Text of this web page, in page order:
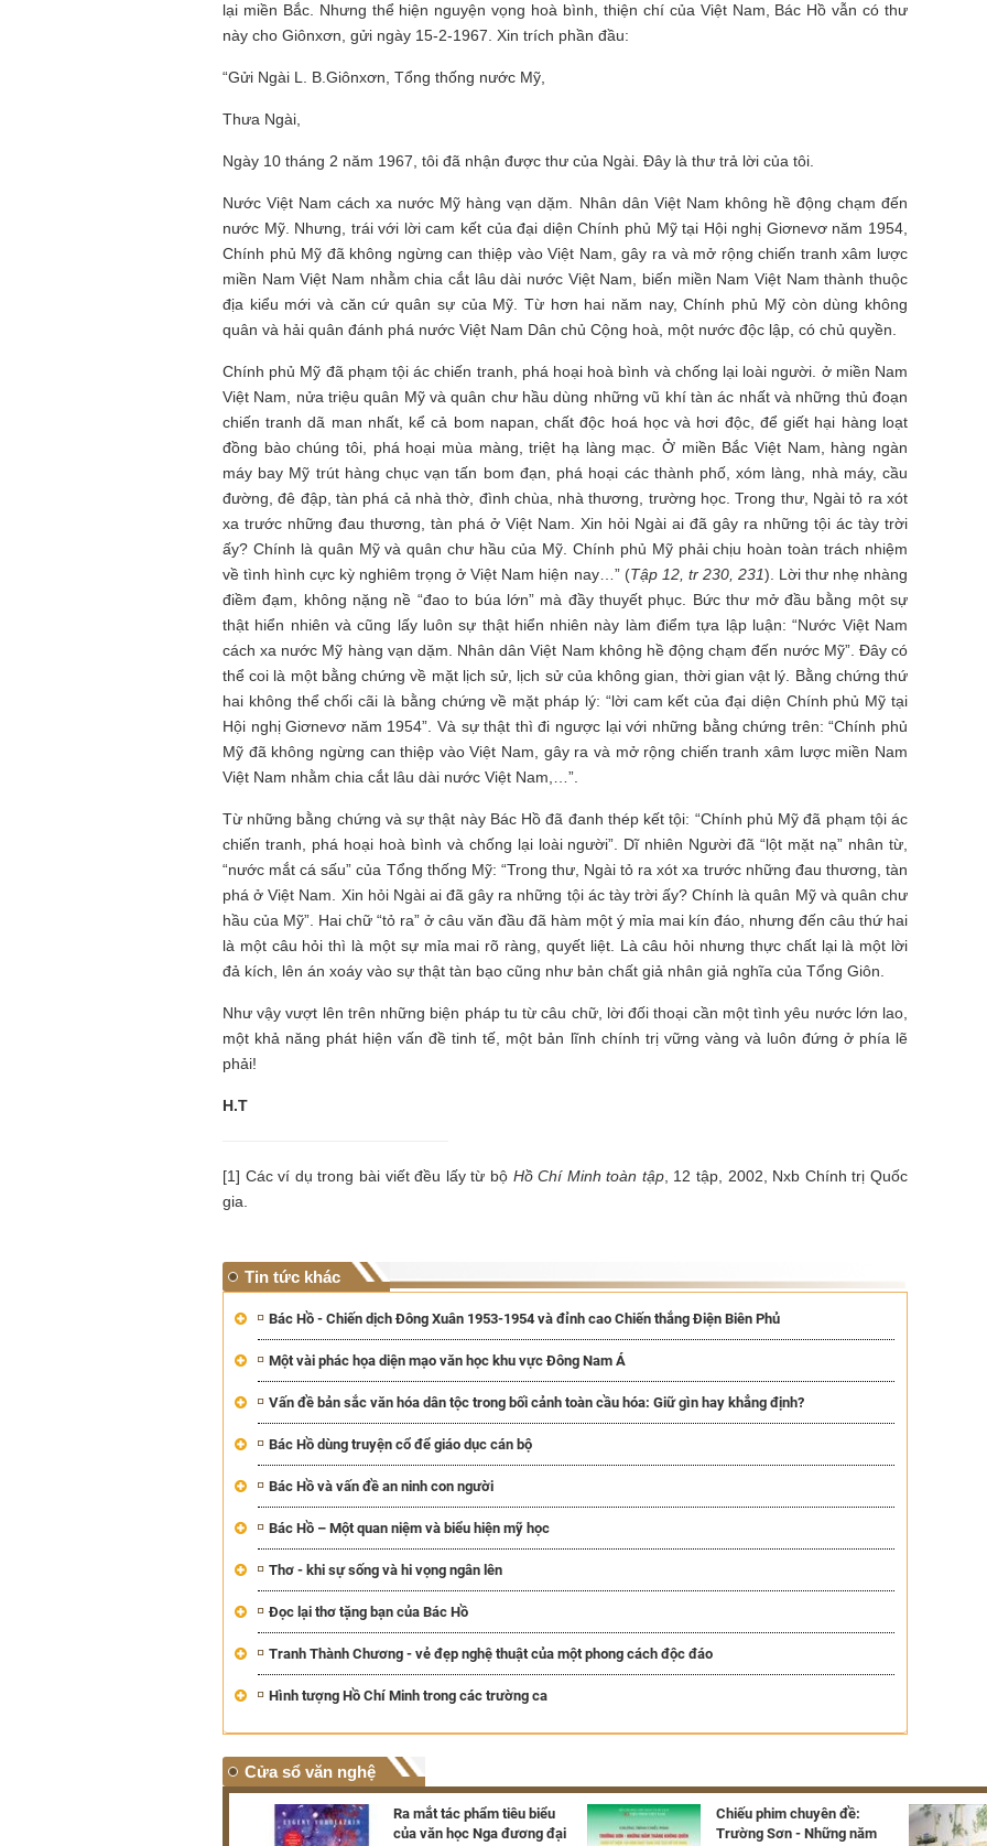
lại miền Bắc. Nhưng thể hiện nguyện vọng hoà bình, thiện chí của Việt Nam, Bác Hồ vẫn có thư
này cho Giônxơn, gửi ngày 15-2-1967. Xin trích phần đầu:
“Gửi Ngài L. B.Giônxơn, Tổng thống nước Mỹ,
Thưa Ngài,
Ngày 10 tháng 2 năm 1967, tôi đã nhận được thư của Ngài. Đây là thư trả lời của tôi.
Nước Việt Nam cách xa nước Mỹ hàng vạn dặm. Nhân dân Việt Nam không hề động chạm đến
nước Mỹ. Nhưng, trái với lời cam kết của đại diện Chính phủ Mỹ tại Hội nghị Giơnevơ năm 1954,
Chính phủ Mỹ đã không ngừng can thiệp vào Việt Nam, gây ra và mở rộng chiến tranh xâm lược
miền Nam Việt Nam nhằm chia cắt lâu dài nước Việt Nam, biến miền Nam Việt Nam thành thuộc
địa kiểu mới và căn cứ quân sự của Mỹ. Từ hơn hai năm nay, Chính phủ Mỹ còn dùng không
quân và hải quân đánh phá nước Việt Nam Dân chủ Cộng hoà, một nước độc lập, có chủ quyền.
Chính phủ Mỹ đã phạm tội ác chiến tranh, phá hoại hoà bình và chống lại loài người. ở miền Nam
Việt Nam, nửa triệu quân Mỹ và quân chư hầu dùng những vũ khí tàn ác nhất và những thủ đoạn
chiến tranh dã man nhất, kể cả bom napan, chất độc hoá học và hơi độc, để giết hại hàng loạt
đồng bào chúng tôi, phá hoại mùa màng, triệt hạ làng mạc. Ở miền Bắc Việt Nam, hàng ngàn
máy bay Mỹ trút hàng chục vạn tấn bom đạn, phá hoại các thành phố, xóm làng, nhà máy, cầu
đường, đê đập, tàn phá cả nhà thờ, đình chùa, nhà thương, trường học. Trong thư, Ngài tỏ ra xót
xa trước những đau thương, tàn phá ở Việt Nam. Xin hỏi Ngài ai đã gây ra những tội ác tày trời
ấy? Chính là quân Mỹ và quân chư hầu của Mỹ. Chính phủ Mỹ phải chịu hoàn toàn trách nhiệm
về tình hình cực kỳ nghiêm trọng ở Việt Nam hiện nay…” (Tập 12, tr 230, 231). Lời thư nhẹ nhàng
điềm đạm, không nặng nề “đao to búa lớn” mà đầy thuyết phục. Bức thư mở đầu bằng một sự
thật hiển nhiên và cũng lấy luôn sự thật hiển nhiên này làm điểm tựa lập luận: “Nước Việt Nam
cách xa nước Mỹ hàng vạn dặm. Nhân dân Việt Nam không hề động chạm đến nước Mỹ”. Đây có
thể coi là một bằng chứng về mặt lịch sử, lịch sử của không gian, thời gian vật lý. Bằng chứng thứ
hai không thể chối cãi là bằng chứng về mặt pháp lý: “lời cam kết của đại diện Chính phủ Mỹ tại
Hội nghị Giơnevơ năm 1954”. Và sự thật thì đi ngược lại với những bằng chứng trên: “Chính phủ
Mỹ đã không ngừng can thiệp vào Việt Nam, gây ra và mở rộng chiến tranh xâm lược miền Nam
Việt Nam nhằm chia cắt lâu dài nước Việt Nam,…”.
Từ những bằng chứng và sự thật này Bác Hồ đã đanh thép kết tội: “Chính phủ Mỹ đã phạm tội ác
chiến tranh, phá hoại hoà bình và chống lại loài người”. Dĩ nhiên Người đã “lột mặt nạ” nhân từ,
“nước mắt cá sấu” của Tổng thống Mỹ: “Trong thư, Ngài tỏ ra xót xa trước những đau thương, tàn
phá ở Việt Nam. Xin hỏi Ngài ai đã gây ra những tội ác tày trời ấy? Chính là quân Mỹ và quân chư
hầu của Mỹ”. Hai chữ “tỏ ra” ở câu văn đầu đã hàm một ý mỉa mai kín đáo, nhưng đến câu thứ hai
là một câu hỏi thì là một sự mỉa mai rõ ràng, quyết liệt. Là câu hỏi nhưng thực chất lại là một lời
đả kích, lên án xoáy vào sự thật tàn bạo cũng như bản chất giả nhân giả nghĩa của Tổng Giôn.
Như vậy vượt lên trên những biện pháp tu từ câu chữ, lời đối thoại cần một tình yêu nước lớn lao,
một khả năng phát hiện vấn đề tinh tế, một bản lĩnh chính trị vững vàng và luôn đứng ở phía lẽ
phải!
H.T
[1] Các ví dụ trong bài viết đều lấy từ bộ Hồ Chí Minh toàn tập, 12 tập, 2002, Nxb Chính trị Quốc
gia.
Tin tức khác
Bác Hồ - Chiến dịch Đông Xuân 1953-1954 và đỉnh cao Chiến thắng Điện Biên Phủ
Một vài phác họa diện mạo văn học khu vực Đông Nam Á
Vấn đề bản sắc văn hóa dân tộc trong bối cảnh toàn cầu hóa: Giữ gìn hay khẳng định?
Bác Hồ dùng truyện cổ để giáo dục cán bộ
Bác Hồ và vấn đề an ninh con người
Bác Hồ – Một quan niệm và biểu hiện mỹ học
Thơ - khi sự sống và hi vọng ngân lên
Đọc lại thơ tặng bạn của Bác Hồ
Tranh Thành Chương - vẻ đẹp nghệ thuật của một phong cách độc đáo
Hình tượng Hồ Chí Minh trong các trường ca
Cửa sổ văn nghệ
Ra mắt tác phẩm tiêu biểu
của văn học Nga đương đại
Chiếu phim chuyên đề:
Trường Sơn - Những năm